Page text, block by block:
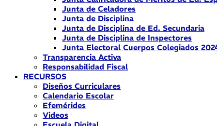
Junta de Celadores
Junta de Disciplina
Junta de Disciplina de Ed. Secundaria
Junta de Disciplina de Inspectores
Junta Electoral Cuerpos Colegiados
Transparencia Activa
Responsabilidad Fiscal
RECURSOS
Diseños Curriculares
Calendario Escolar
Efemérides
Videos